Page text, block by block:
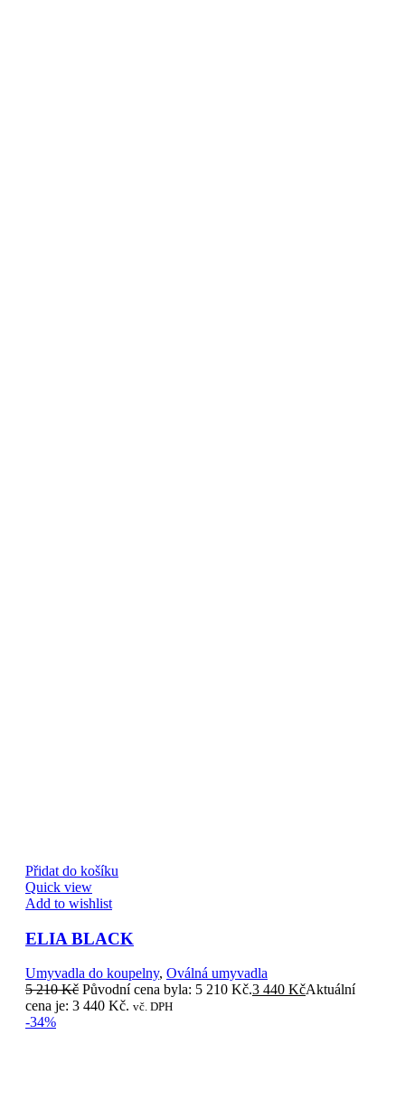
Přidat do košíku
Quick view
Add to wishlist
ELIA BLACK
Umyvadla do koupelny, Oválná umyvadla
5 210Kč Původní cena byla: 5 210 Kč.3 440 KčAktuální
cena je: 3 440 Kč. vč. DPH
-34%